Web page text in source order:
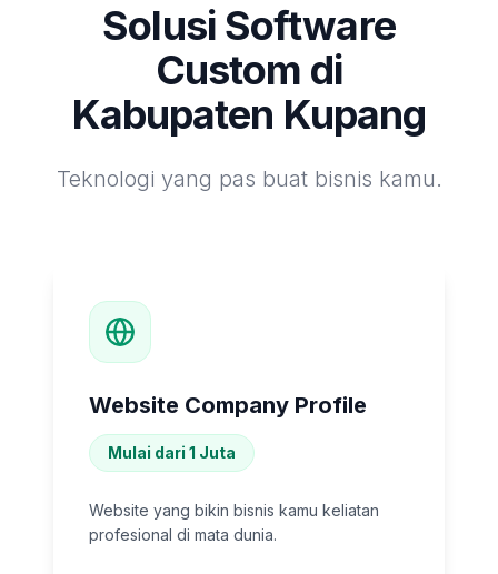
Solusi Software
Custom di
Kabupaten Kupang
Teknologi yang pas buat bisnis kamu.
Website Company Profile
Mulai dari 1 Juta
Website yang bikin bisnis kamu keliatan
profesional di mata dunia.